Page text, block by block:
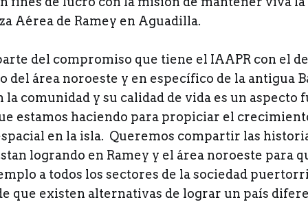
Aérea de Ramey en Aguadilla.
del compromiso que tiene el IAAPR con el
del área noroeste y en específico de la antigua
comunidad y su calidad de vida es un aspecto
estamos haciendo para propiciar el
en la isla. Queremos compartir las
logrando en Ramey y el área noroeste para
a todos los sectores de la sociedad
que existen alternativas de lograr un país